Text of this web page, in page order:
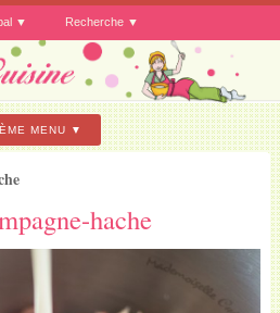
Recherche
MENU
hache